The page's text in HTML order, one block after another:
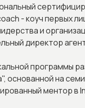
- коуч первых
и
директор
программы
основанной на
ментор в